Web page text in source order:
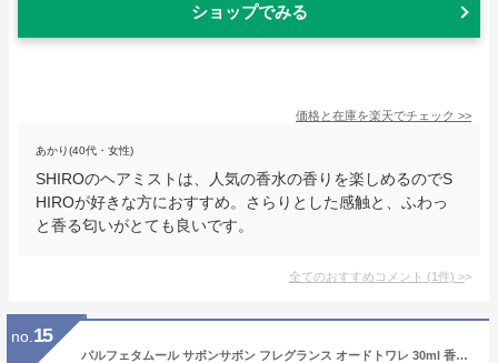
ショップでみる
価格と在庫を楽天でチェック >>
あかり(40代・女性)
SHIROのヘアミストは、人気の香水の香りを楽しめるのでS
HIROが好きな方におすすめ。さらりとした感触と、ふわっ
と香る匂いがとても良いです。
全てのおすすめコメント (1件) >
no. 15
パルフェタムール サボンサボン フレグランス オードトワレ 30ml 香水 フローラル ムスク シトラス フローラル アロマ 香り ヘアミスト ミストフレグランス 可愛い プロ用美容室専門店 つや髪美肌研究SHOP